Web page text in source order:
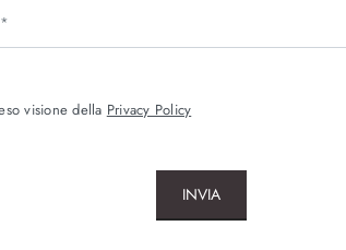
visione della Privacy Policy
INVIA